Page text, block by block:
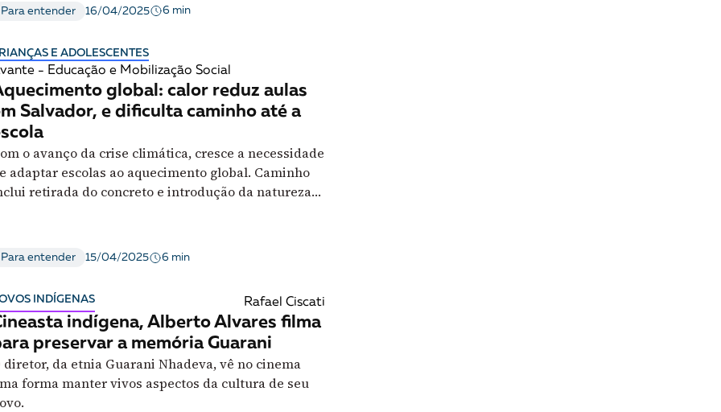
Para entender 16/04/2025 6 min
E ADOLESCENTES
- Educação e Mobilização Social
global: calor reduz aulas
Salvador, e dificulta caminho até a
o avanço da crise climática, cresce a necessidade
adaptar escolas ao aquecimento global. Caminho
retirada do concreto e introdução da natureza
ambiente escolar
Para entender 15/04/2025 6 min
INDÍGENAS Rafael Ciscati
indígena, Alberto Alvares filma
preservar a memória Guarani
diretor, da etnia Guarani Nhadeva, vê no cinema
forma manter vivos aspectos da cultura de seu